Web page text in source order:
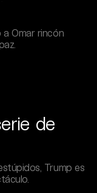
a Omar rincón
de
Trump es